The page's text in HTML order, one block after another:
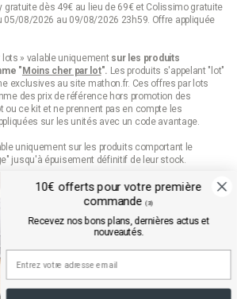
gratuite dès 49€ au lieu de 69€ et Colissimo gratuite
05/08/2026 au 09/08/2026 23h59. Offre appliquée
» valable uniquement sur les produits
"Moins cher par lot". Les produits s'appelant "lot"
exclusives au site mathon.fr. Ces offres par lots
des prix de référence hors promotion des
ou ce kit et ne prennent pas en compte les
sur les unités avec un code avantage.
uniquement sur les produits comportant le
jusqu'à épuisement définitif de leur stock.
première commande sur mathon.fr dès 99€
inscrits en saisissant le code qui est envoyé par
hors marques Seb, Moulinex et Tefal, hors
"prix web", hors lots, hors cartes cadeaux
de port.
dans l’email de confirmation d’inscription à la
uniquement sur les produits comportant le
10€ offerts pour votre première
commande (3)
Recevez nos bons plans, dernières actus et
nouveautés.